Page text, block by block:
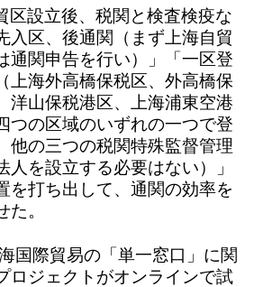
区設立後、税関と検査検疫な
入区、後通関（まず上海自貿
通関申告を行い）」「一区登
上海外高橋保税区、外高橋保
洋山保税港区、上海浦東空港
つの区域のいずれの一つで登
他の三つの税関特殊監督管理
人を設立する必要はない）」
を打ち出して、通関の効率を
。
国際貿易の「単一窓口」に関
ロジェクトがオンラインで試